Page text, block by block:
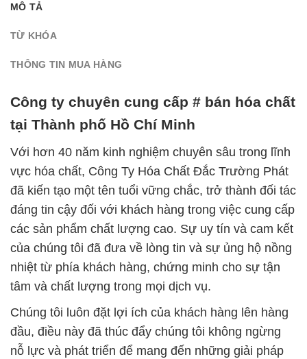
MÔ TẢ
TỪ KHÓA
THÔNG TIN MUA HÀNG
Công ty chuyên cung cấp # bán hóa chất
tại Thành phố Hồ Chí Minh
Với hơn 40 năm kinh nghiệm chuyên sâu trong lĩnh
vực hóa chất, Công Ty Hóa Chất Đắc Trường Phát
đã kiến tạo một tên tuổi vững chắc, trở thành đối tác
đáng tin cậy đối với khách hàng trong việc cung cấp
các sản phẩm chất lượng cao. Sự uy tín và cam kết
của chúng tôi đã đưa về lòng tin và sự ủng hộ nồng
nhiệt từ phía khách hàng, chứng minh cho sự tận
tâm và chất lượng trong mọi dịch vụ.
Chúng tôi luôn đặt lợi ích của khách hàng lên hàng
đầu, điều này đã thúc đẩy chúng tôi không ngừng
nỗ lực và phát triển để mang đến những giải pháp